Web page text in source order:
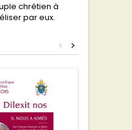
chrétien à
par eux.
>
<